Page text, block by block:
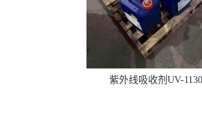
紫外线吸收剂UV-1130